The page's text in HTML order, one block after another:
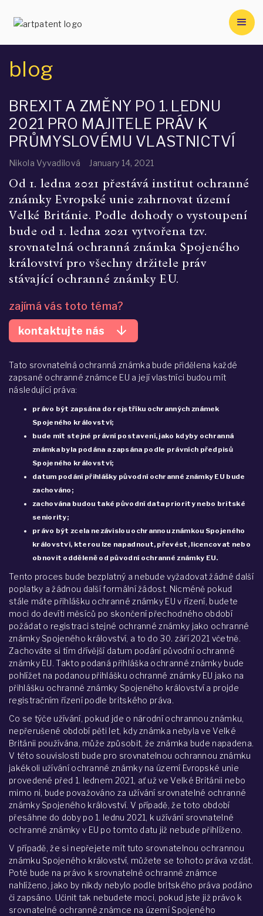
blog
BREXIT A ZMĚNY PO 1. LEDNU
2021 PRO MAJITELE PRÁV K
PRŮMYSLOVÉMU VLASTNICTVÍ
Nikola Vyvadilová January 14, 2021
Od 1. ledna 2021 přestává institut ochranné
známky Evropské unie zahrnovat území
Velké Británie. Podle dohody o vystoupení
bude od 1. ledna 2021 vytvořena tzv.
srovnatelná ochranná známka Spojeného
království pro všechny držitele práv
stávající ochranné známky EU.
zajímá vás toto téma?
kontaktujte nás
arrow_downward
Tato srovnatelná ochranná známka bude přidělena každé
zapsané ochranné známce EU a její vlastníci budou mít
následující práva:
právo být zapsána do rejstříku ochranných známek
Spojeného království;
bude mít stejné právní postavení, jako kdyby ochranná
známka byla podána a zapsána podle právních předpisů
Spojeného království;
datum podání přihlášky původní ochranné známky EU bude
zachováno;
zachována budou také původní data priority nebo britské
seniority;
právo být zcela nezávislou ochrannou známkou Spojeného
království, kterou lze napadnout, převést, licencovat nebo
obnovit odděleně od původní ochranné známky EU.
Tento proces bude bezplatný a nebude vyžadovat žádné další
poplatky a žádnou další formální žádost. Nicméně pokud
stále máte přihlášku ochranné známky EU v řízení, budete
moci do devíti měsíců po skončení přechodného období
požádat o registraci stejné ochranné známky jako ochranné
známky Spojeného království, a to do 30. září 2021 včetně.
Zachováte si tím dřívější datum podání původní ochranné
známky EU. Takto podaná přihláška ochranné známky bude
pohlížet na podanou přihlášku ochranné známky EU jako na
přihlášku ochranné známky Spojeného království a projde
registračním řízení podle britského práva.
Co se týče užívání, pokud jde o národní ochrannou známku,
nepřerušené období pěti let, kdy známka nebyla ve Velké
Británii používána, může způsobit, že známka bude napadena.
V této souvislosti bude pro srovnatelnou ochrannou známku
jakékoli užívání ochranné známky na území Evropské unie
provedené před 1. lednem 2021, ať už ve Velké Británii nebo
mimo ni, bude považováno za užívání srovnatelné ochranné
známky Spojeného království. V případě, že toto období
přesáhne do doby po 1. lednu 2021, k užívání srovnatelné
ochranné známky v EU po tomto datu již nebude přihlíženo.
V případě, že si nepřejete mít tuto srovnatelnou ochrannou
známku Spojeného království, můžete se tohoto práva vzdát.
Poté bude na právo k srovnatelné ochranné známce
nahlíženo, jako by nikdy nebylo podle britského práva podáno
či zapsáno. Učinit tak nebudete moci, pokud jste již právo k
srovnatelné ochranné známce na území Spojeného